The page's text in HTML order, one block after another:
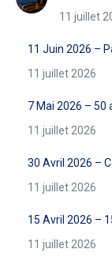
11 juillet
11 Juin 2026 –
11 juillet 2026
7 Mai 2026 – 50
11 juillet 2026
30 Avril 2026 –
11 juillet 2026
15 Avril 2026 –
11 juillet 2026